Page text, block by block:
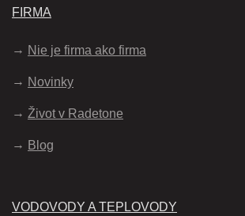
FIRMA
Nie je firma ako firma
Novinky
Život v Radetone
Blog
VODOVODY A TEPLOVODY